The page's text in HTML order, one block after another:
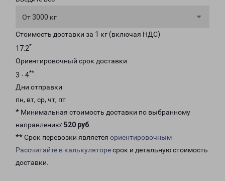
От 3000 кг
Стоимость доставки за 1 кг (включая НДС)
17.2*
Ориентировочный срок доставки
3 - 4**
Дни отправки
пн, вт, ср, чт, пт
* Минимальная стоимость доставки по выбранному
направлению: 520 руб.
** Срок перевозки является ориентировочным
Рассчитайте в калькуляторесрок и детальную стоимость
доставки.